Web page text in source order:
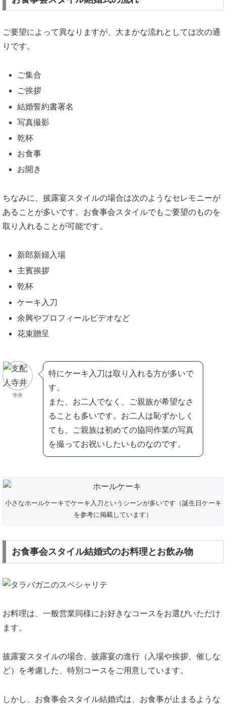
ご要望によって異なりますが、大まかな流れとしては次の通
りです。
ご集合
ご挨拶
結婚誓約書署名
写真撮影
乾杯
お食事
お開き
ちなみに、披露宴スタイルの場合は次のようなセレモニーが
あることが多いです。お食事会スタイルでもご要望のものを
取り入れることが可能です。
新郎新婦入場
主賓挨拶
乾杯
ケーキ入刀
余興やプロフィールビデオなど
花束贈呈
寺井
特にケーキ入刀は取り入れる方が多いで
す。
また、お二人でなく、ご親族が希望なさ
ることも多いです。お二人は恥ずかしく
ても、ご親族は初めての協同作業の写真
を撮ってお祝いしたいものなのです。
小さなホールケーキでケーキ入刀というシーンが多いです（誕生日ケーキ
を参考に掲載しています）
お食事会スタイル結婚式のお料理とお飲み物
お料理は、一般営業同様にお好きなコースをお選びいただけ
ます。
披露宴スタイルの場合、披露宴の進行（入場や挨拶、催しな
ど）を考慮した、特別コースをご用意しています。
しかし、お食事会スタイル結婚式は、お食事が止まるような